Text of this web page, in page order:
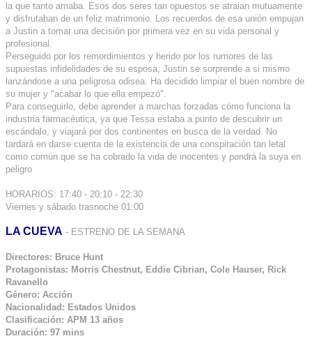
la que tanto amaba. Esos dos seres tan opuestos se atraian mutuamente
y disfrutaban de un feliz matrimonio. Los recuerdos de esa unión empujan
a Justin a tomar una decisión por primera vez en su vida personal y
profesional.
Perseguido por los remordimientos y herido por los rumores de las
supuestas infidelidades de su esposa, Justin se sorprende a si mismo
lanzándose a una peligrosa odisea. Ha decidido limpiar el buen nombre de
su mujer y "acabar lo que ella empezó".
Para conseguirlo, debe aprender a marchas forzadas cómo funciona la
industria farmacéutica, ya que Tessa estaba a punto de descubrir un
escándalo, y viajará por dos continentes en busca de la verdad. No
tardará en darse cuenta de la existencia de una conspiración tan letal
como común que se ha cobrado la vida de inocentes y pondrá la suya en
peligro
HORARIOS: 17:40 - 20:10 - 22:30
Viernes y sábado trasnoche 01:00
LA CUEVA - ESTRENO DE LA SEMANA
Directores: Bruce Hunt
Protagonistas: Morris Chestnut, Eddie Cibrian, Cole Hauser, Rick
Ravanello
Género: Acción
Nacionalidad: Estados Unidos
Clasificación: APM 13 años
Duración: 97 mins